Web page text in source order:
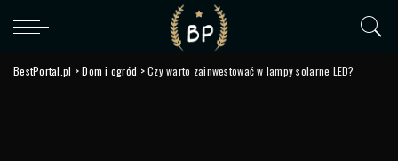
BestPortal.pl >Dom i ogród >Czy warto zainwestować w lampy solarne LED?